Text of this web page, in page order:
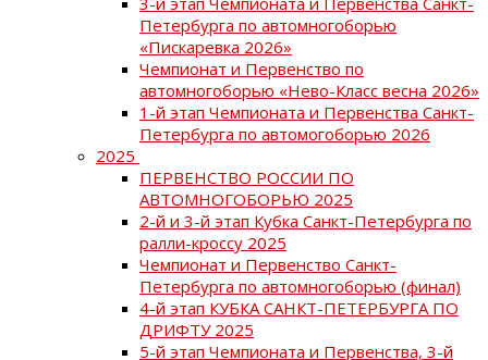
Петербурга по автомногоборью
«Пискаревка 2026»
Чемпионат и Первенство по
автомногоборью «Нево-Класс весна 2026»
1-й этап Чемпионата и Первенства Санкт-
Петербурга по автомогоборью 2026
2025
ПЕРВЕНСТВО РОССИИ ПО
АВТОМНОГОБОРЬЮ 2025
2-й и 3-й этап Кубка Санкт-Петербурга по
ралли-кроссу 2025
Чемпионат и Первенство Санкт-
Петербурга по автомногоборью (финал)
4-й этап КУБКА САНКТ-ПЕТЕРБУРГА ПО
ДРИФТУ 2025
5-й этап Чемпионата и Первенства, 3-й